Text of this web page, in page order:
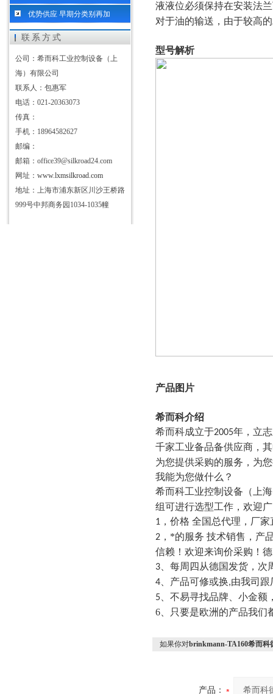
优势供应 早期分类别再加
联系方式
公司：希而科工业控制设备（上
海）有限公司
联系人：包惠军
电话：021-20363073
传真：
手机：18964582627
邮编：
邮箱：office39@silkroad24.com
网址： www.lxmsilkroad.com
地址：上海市浦东新区川沙王桥路
999号中邦商务园1034-1035幢
液液位必须保持在安装法
对于油的输送，由于较高
型号解析
产品图片
希而科介绍
希而科成立于2005年，立
千家工业备品备供应商，
为您提供采购的服务，为
我能为您做什么？
希而科工业控制设备（上
组可进行选型工作，欢迎
1 ，价格 全国总代理，厂家
2 ，*的服务 技术销售，产
信赖！欢迎来询价采购！
3 、每周四从德国发货，
4 、产品可修或换,由我司跟
5 、不易寻找品牌、小金
6、只要是欧洲的产品我们
如果你对brinkmann-TA160希而科
产品：